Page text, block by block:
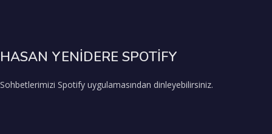
HASAN YENİDERE SPOTİFY
Sohbetlerimizi Spotify uygulamasından dinleyebilirsiniz.